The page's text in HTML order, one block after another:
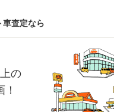
車査定なら
の